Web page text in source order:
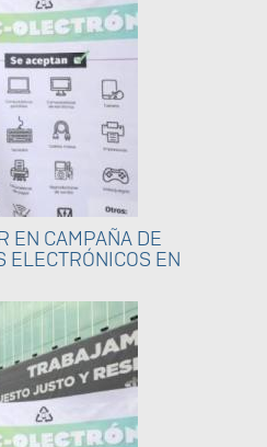
EN CAMPAÑA DE
ELECTRÓNICOS EN